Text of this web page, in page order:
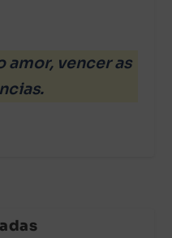
amor, vencer as
.